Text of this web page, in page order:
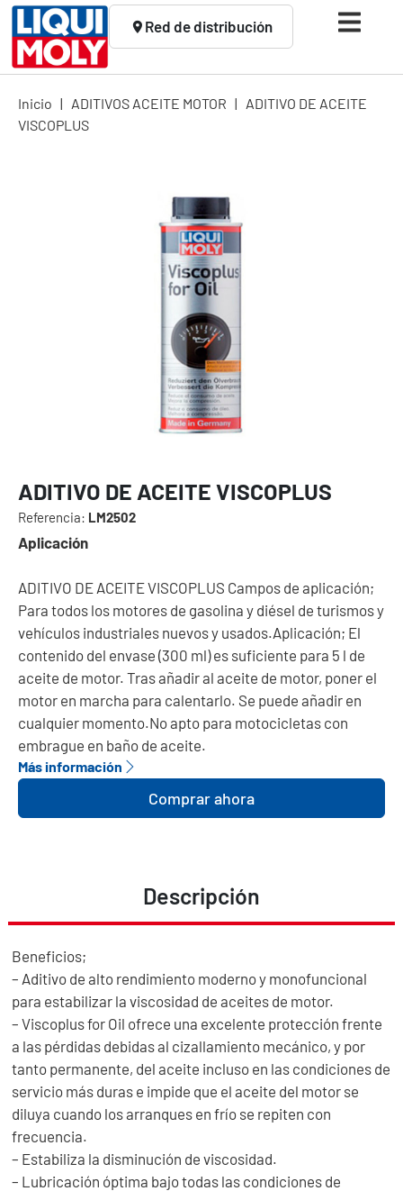
Red de distribución
Inicio | ADITIVOS ACEITE MOTOR | ADITIVO DE ACEITE
VISCOPLUS
ADITIVO DE ACEITE VISCOPLUS
Referencia: LM2502
Aplicación
ADITIVO DE ACEITE VISCOPLUS Campos de aplicación;
Para todos los motores de gasolina y diésel de turismos y
vehículos industriales nuevos y usados.Aplicación; El
contenido del envase (300 ml) es suficiente para 5 l de
aceite de motor. Tras añadir al aceite de motor, poner el
motor en marcha para calentarlo. Se puede añadir en
cualquier momento.No apto para motocicletas con
embrague en baño de aceite.
Más información
Comprar ahora
Descripción
Beneficios;
– Aditivo de alto rendimiento moderno y monofuncional
para estabilizar la viscosidad de aceites de motor.
– Viscoplus for Oil ofrece una excelente protección frente
a las pérdidas debidas al cizallamiento mecánico, y por
tanto permanente, del aceite incluso en las condiciones de
servicio más duras e impide que el aceite del motor se
diluya cuando los arranques en frío se repiten con
frecuencia.
– Estabiliza la disminución de viscosidad.
– Lubricación óptima bajo todas las condiciones de